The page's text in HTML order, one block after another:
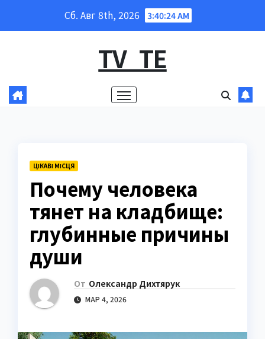
Сб. Авг 8th, 2026 3:40:25 AM
TV_TE
ЦІКАВІ МІСЦЯ
Почему человека
тянет на кладбище:
глубинные причины
души
От Олександр Дихтярук
МАР 4, 2026